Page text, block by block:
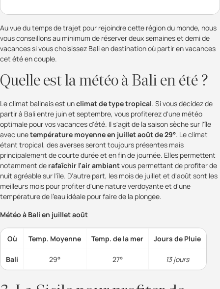
Au vue du temps de trajet pour rejoindre cette région du monde, nous
vous conseillons au minimum de réserver deux semaines et demi de
vacances si vous choisissez Bali en destination où partir en vacances
cet été en couple.
Quelle est la météo à Bali en été ?
Le climat balinais est unclimat de type tropical. Si vous décidez de
partir à Bali entre juin et septembre, vous profiterez d'une météo
optimale pour vos vacances d'été. Il s'agit de la saison sèche sur l'île
avec unetempérature moyenne en juillet août de 29°. Le climat
étant tropical, des averses seront toujours présentes mais
principalement de courte durée et en fin de journée. Elles permettent
notamment de rafaîchir l'air ambiantvous permettant de profiter de
nuit agréable sur l'île. D'autre part, les mois de juillet et d'août sont les
meilleurs mois pour profiter d'une nature verdoyante et d'une
température de l'eau idéale pour faire de la plongée.
Météo à Bali en juillet août
Où Temp. Moyenne Temp. de la mer Jours de Pluie
Bali 29° 27° 13 jours